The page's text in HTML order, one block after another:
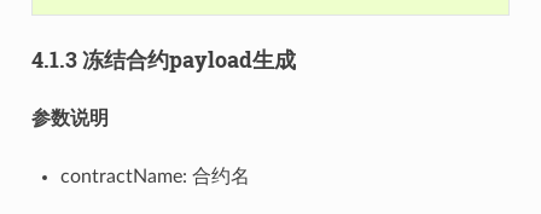
4.1.3 冻结合约payload生成
参数说明
contractName: 合约名